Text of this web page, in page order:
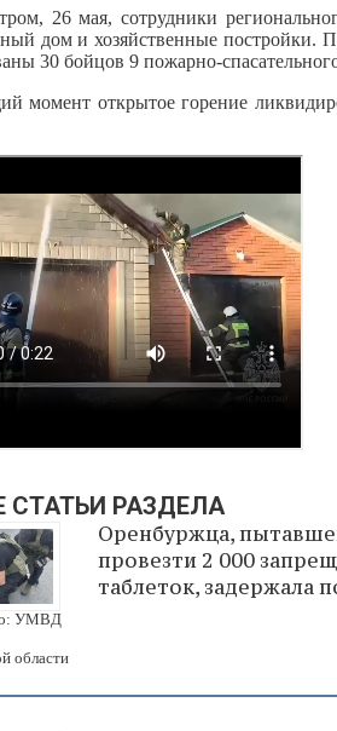
26 мая, сотрудники
дом и хозяйственные
30 бойцов 9 пожарно-
момент открытое горение
СТАТЬИ РАЗДЕЛА
УМВД
области
Оренбуржца,
провезти 2 000
таблеток, задержала